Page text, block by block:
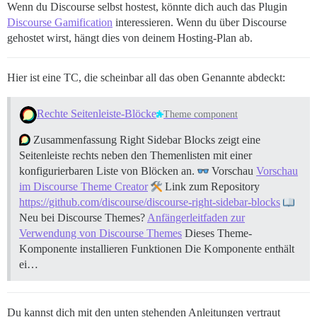
Wenn du Discourse selbst hostest, könnte dich auch das Plugin
Discourse Gamification interessieren. Wenn du über Discourse
gehostet wirst, hängt dies von deinem Hosting-Plan ab.
Hier ist eine TC, die scheinbar all das oben Genannte abdeckt:
Rechte Seitenleiste-Blöcke Theme component
Zusammenfassung Right Sidebar Blocks zeigt eine
Seitenleiste rechts neben den Themenlisten mit einer
konfigurierbaren Liste von Blöcken an.
Vorschau Vorschau
im Discourse Theme Creator
Link zum Repository
https://github.com/discourse/discourse-right-sidebar-blocks
Neu bei Discourse Themes? Anfängerleitfaden zur
Verwendung von Discourse Themes Dieses Theme-
Komponente installieren Funktionen Die Komponente enthält
ei…
Du kannst dich mit den unten stehenden Anleitungen vertraut